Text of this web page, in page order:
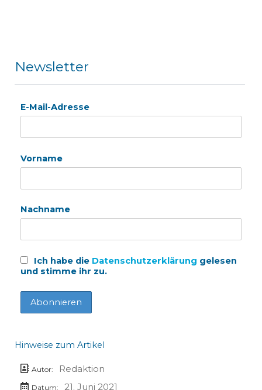
Newsletter
E-Mail-Adresse
Vorname
Nachname
Ich habe die Datenschutzerklärung gelesen
und stimme ihr zu.
Hinweise zum Artikel
Autor: Redaktion
Datum:
21. Juni 2021